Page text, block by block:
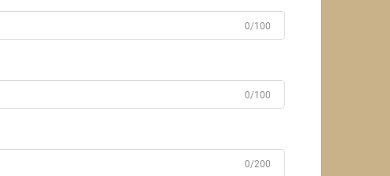
0/100
0/100
0/200